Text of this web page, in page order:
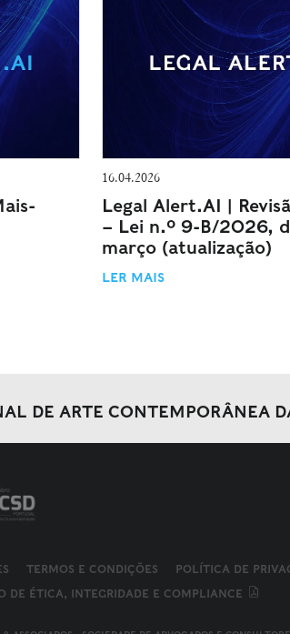
16.04.2026
Legal Alert.AI |
– Lei n.º 9-B/2026,
março (atualização)
LER MAIS
DE ARTE CONTEMPORÂNEA
TERMOS E CONDIÇÕES POLÍTICA DE
DE ÉTICA, INTEGRIDADE E COMPLIANCE